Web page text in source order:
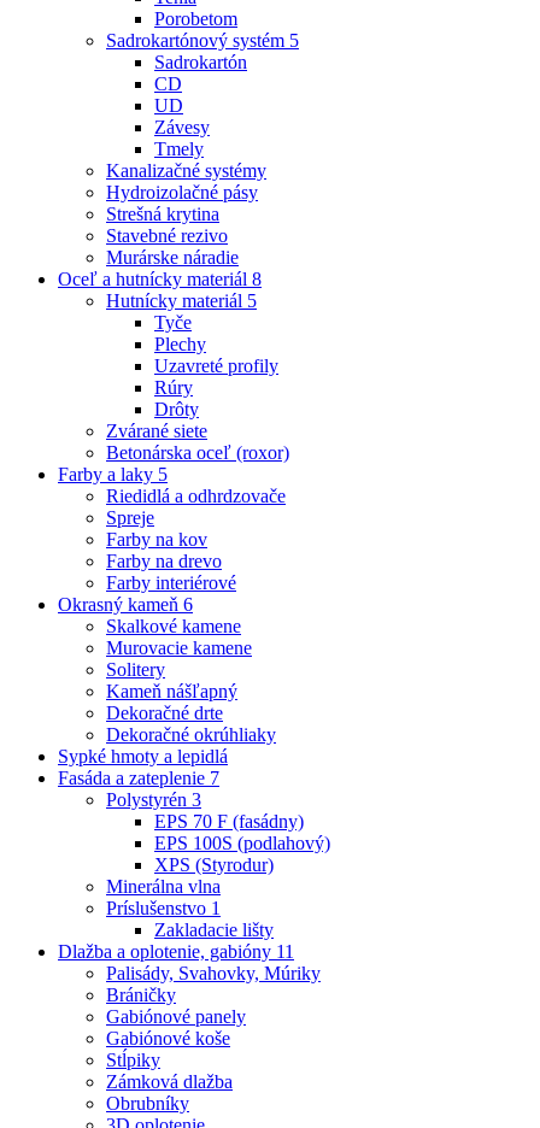
Porobetom
Sadrokartónový systém 5
Sadrokartón
CD
UD
Závesy
Tmely
Kanalizačné systémy
Hydroizolačné pásy
Strešná krytina
Stavebné rezivo
Murárske náradie
Oceľ a hutnícky materiál 8
Hutnícky materiál 5
Tyče
Plechy
Uzavreté profily
Rúry
Drôty
Zvárané siete
Betonárska oceľ (roxor)
Farby a laky 5
Riedidlá a odhrdzovače
Spreje
Farby na kov
Farby na drevo
Farby interiérové
Okrasný kameň 6
Skalkové kamene
Murovacie kamene
Solitery
Kameň nášľapný
Dekoračné drte
Dekoračné okrúhliaky
Sypké hmoty a lepidlá
Fasáda a zateplenie 7
Polystyrén 3
EPS 70 F (fasádny)
EPS 100S (podlahový)
XPS (Styrodur)
Minerálna vlna
Príslušenstvo 1
Zakladacie lišty
Dlažba a oplotenie, gabióny 11
Palisády, Svahovky, Múriky
Bráničky
Gabiónové panely
Gabiónové koše
Stĺpiky
Zámková dlažba
Obrubníky